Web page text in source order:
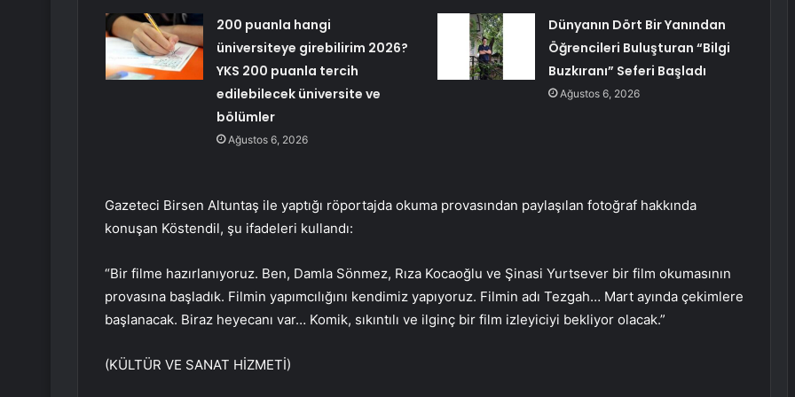
200 puanla hangi
üniversiteye girebilirim 2026?
YKS 200 puanla tercih
edilebilecek üniversite ve
bölümler
Ağustos 6, 2026
Dünyanın Dört Bir Yanından
Öğrencileri Buluşturan “Bilgi
Buzkıranı” Seferi Başladı
Ağustos 6, 2026
Gazeteci Birsen Altuntaş ile yaptığı röportajda okuma provasından paylaşılan fotoğraf hakkında
konuşan Köstendil, şu ifadeleri kullandı:
“Bir filme hazırlanıyoruz. Ben, Damla Sönmez, Rıza Kocaoğlu ve Şinasi Yurtsever bir film okumasının
provasına başladık. Filmin yapımcılığını kendimiz yapıyoruz. Filmin adı Tezgah… Mart ayında çekimlere
başlanacak. Biraz heyecanı var… Komik, sıkıntılı ve ilginç bir film izleyiciyi bekliyor olacak.”
(KÜLTÜR VE SANAT HİZMETİ)